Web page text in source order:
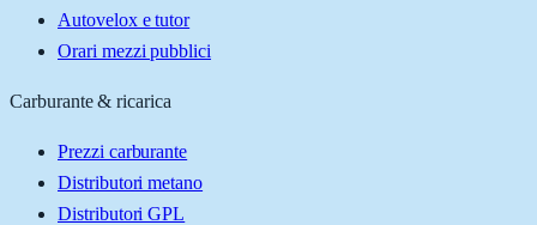
Autovelox e tutor
Orari mezzi pubblici
Carburante & ricarica
Prezzi carburante
Distributori metano
Distributori GPL